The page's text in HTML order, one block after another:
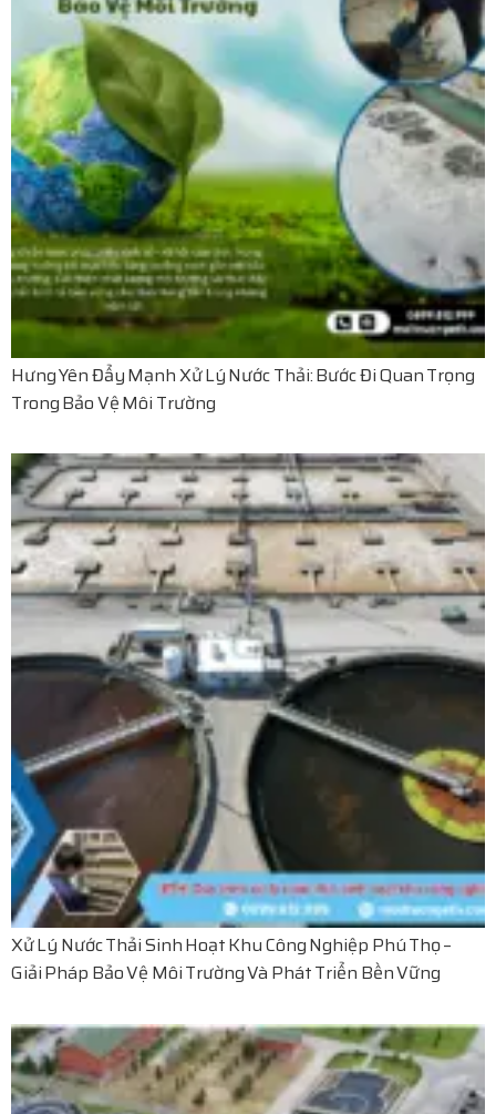
Hưng Yên Đẩy Mạnh Xử Lý Nước Thải: Bước Đi Quan Trọng
Trong Bảo Vệ Môi Trường
Xử Lý Nước Thải Sinh Hoạt Khu Công Nghiệp Phú Thọ –
Giải Pháp Bảo Vệ Môi Trường Và Phát Triển Bền Vững